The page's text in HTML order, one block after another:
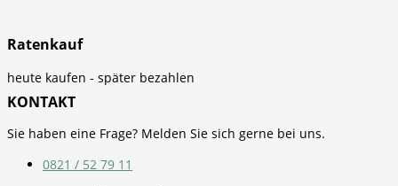
Ratenkauf
heute kaufen - später bezahlen
KONTAKT
Sie haben eine Frage? Melden Sie sich gerne bei uns.
0821 / 52 79 11